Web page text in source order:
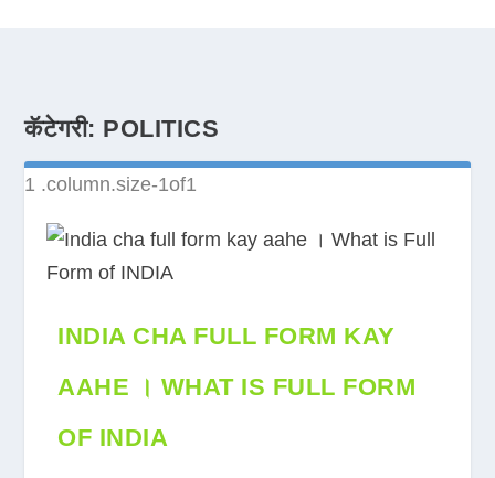
कॅटेगरी: POLITICS
INDIA CHA FULL FORM KAY
AAHE । WHAT IS FULL FORM
OF INDIA